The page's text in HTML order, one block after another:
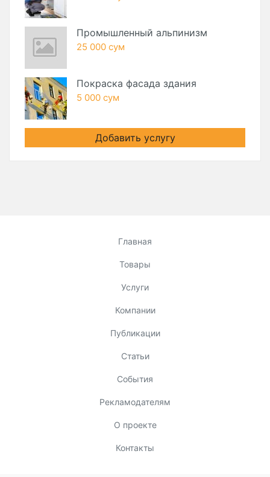
Промышленный альпинизм
25 000 сум
Покраска фасада здания
5 000 сум
Добавить услугу
Главная
Товары
Услуги
Компании
Публикации
Статьи
События
Рекламодателям
О проекте
Контакты